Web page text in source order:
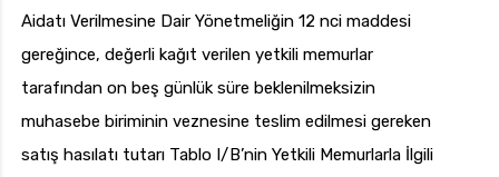
Aidatı Verilmesine Dair Yönetmeliğin 12 nci maddesi
gereğince, değerli kağıt verilen yetkili memurlar
tarafından on beş günlük süre beklenilmeksizin
muhasebe biriminin veznesine teslim edilmesi gereken
satış hasılatı tutarı Tablo I/B’nin Yetkili Memurlarla İlgili